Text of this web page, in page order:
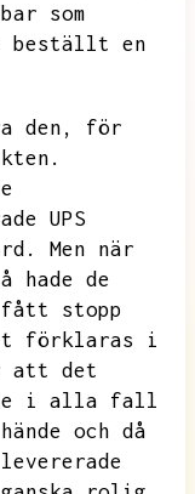
som
beställt en
den,
för
UPS
Men när
hade de
fått stopp
förklaras i
att det
i alla fall
och då